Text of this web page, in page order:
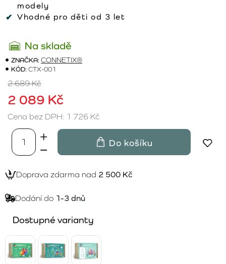
modely
Vhodné pro děti od 3 let
Na skladě
ZNAČKA:CONNETIX®
KÓD:CTX-001
2 089 Kč
2 689 Kč
Cena bez DPH: 1 726 Kč
Do košíku
Doprava zdarma nad 2 500 Kč
Dodání do 1-3 dnů
Dostupné varianty